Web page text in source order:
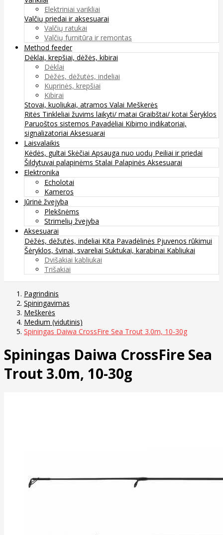
Elektriniai varikliai
Valčių priedai ir aksesuarai
Valčių ratukai
Valčių furnitūra ir remontas
Method feeder
Dėklai, krepšiai, dėžės, kibirai
Dėklai
Dėžės, dėžutės, indeliai
Kuprinės, krepšiai
Kibirai
Stovai, kuoliukai, atramos Valai Meškerės
Ritės Tinkleliai žuvims laikyti/ matai Graibštai/ kotai Šėryklos
Paruoštos sistemos Pavadėliai Kibimo indikatoriai,
signalizatoriai Aksesuarai
Laisvalaikis
Kėdės, gultai Skėčiai Apsauga nuo uodų Peiliai ir priedai
Šildytuvai palapinėms Stalai Palapinės Aksesuarai
Elektronika
Echolotai
Kameros
Jūrinė žvejyba
Plekšnėms
Strimelių žvejyba
Aksesuarai
Dėžės, dėžutės, indeliai Kita Pavadėlinės Pjuvenos rūkimui
Šėryklos, švinai, svareliai Suktukai, karabinai Kabliukai
Dvišakiai kabliukai
Trišakiai
Pagrindinis
Spiningavimas
Meškerės
Medium (vidutinis)
Spiningas Daiwa CrossFire Sea Trout 3.0m, 10-30g
Spiningas Daiwa CrossFire Sea
Trout 3.0m, 10-30g